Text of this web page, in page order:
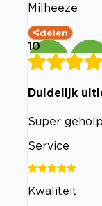
Milheeze
delen
10
Duidelijk
Super
Service
Kwaliteit